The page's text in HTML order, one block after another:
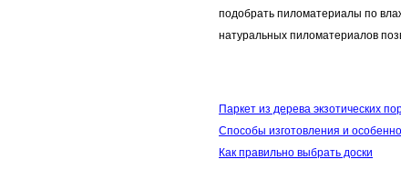
подобрать пиломатериалы по
натуральных пиломатериалов
Паркет из дерева экзотических
Способы изготовления и
Как правильно выбрать доски